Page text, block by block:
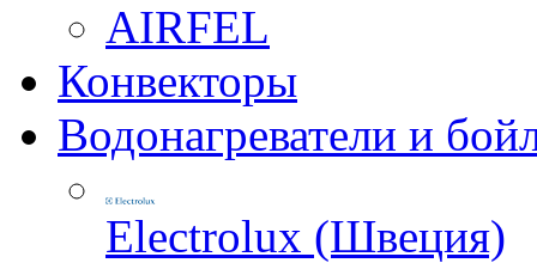
AIRFEL
Конвекторы
Водонагреватели и
Electrolux (Швеция)